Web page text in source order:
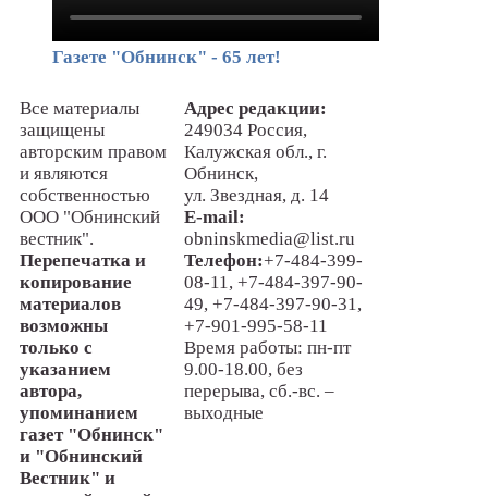
Газете "Обнинск" - 65 лет!
Все материалы
защищены
авторским правом
и являются
собственностью
ООО "Обнинский
вестник".
Перепечатка и
копирование
материалов
возможны
только с
указанием
автора,
упоминанием
газет "Обнинск"
и "Обнинский
Вестник" и
Адрес редакции:
249034 Россия,
Калужская обл., г.
Обнинск,
ул. Звездная, д. 14
E-mail:
obninskmedia@list.ru
Телефон:+7-484-399-
08-11, +7-484-397-90-
49, +7-484-397-90-31,
+7-901-995-58-11
Время работы: пн-пт
9.00-18.00, без
перерыва, сб.-вс. –
выходные